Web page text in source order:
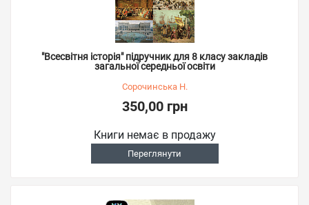
"Всесвітня історія" підручник для 8 класу закладів
загальної середньої освіти
Сорочинська Н.
350,00 грн
Книги немає в продажу
Переглянути